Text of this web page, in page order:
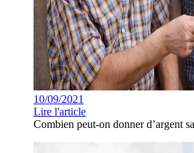
10/09/2021
Lire l'article
Combien peut-on donner d’argent